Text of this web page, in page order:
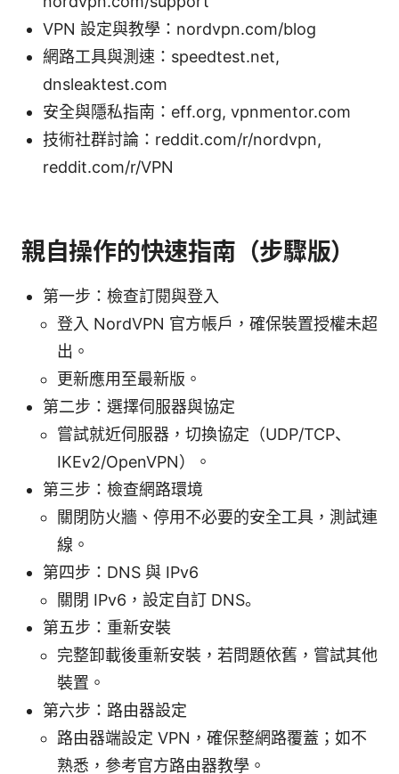
VPN 設定與教學：nordvpn.com/blog
網路工具與測速：speedtest.net,
dnsleaktest.com
安全與隱私指南：eff.org, vpnmentor.com
技術社群討論：reddit.com/r/nordvpn,
reddit.com/r/VPN
親自操作的快速指南（步驟版）
第一步：檢查訂閱與登入
登入 NordVPN 官方帳戶，確保裝置授權未超
出。
更新應用至最新版。
第二步：選擇伺服器與協定
嘗試就近伺服器，切換協定（UDP/TCP、
IKEv2/OpenVPN）。
第三步：檢查網路環境
關閉防火牆、停用不必要的安全工具，測試連
線。
第四步：DNS 與 IPv6
關閉 IPv6，設定自訂 DNS。
第五步：重新安裝
完整卸載後重新安裝，若問題依舊，嘗試其他
裝置。
第六步：路由器設定
路由器端設定 VPN，確保整網路覆蓋；如不
熟悉，參考官方路由器教學。